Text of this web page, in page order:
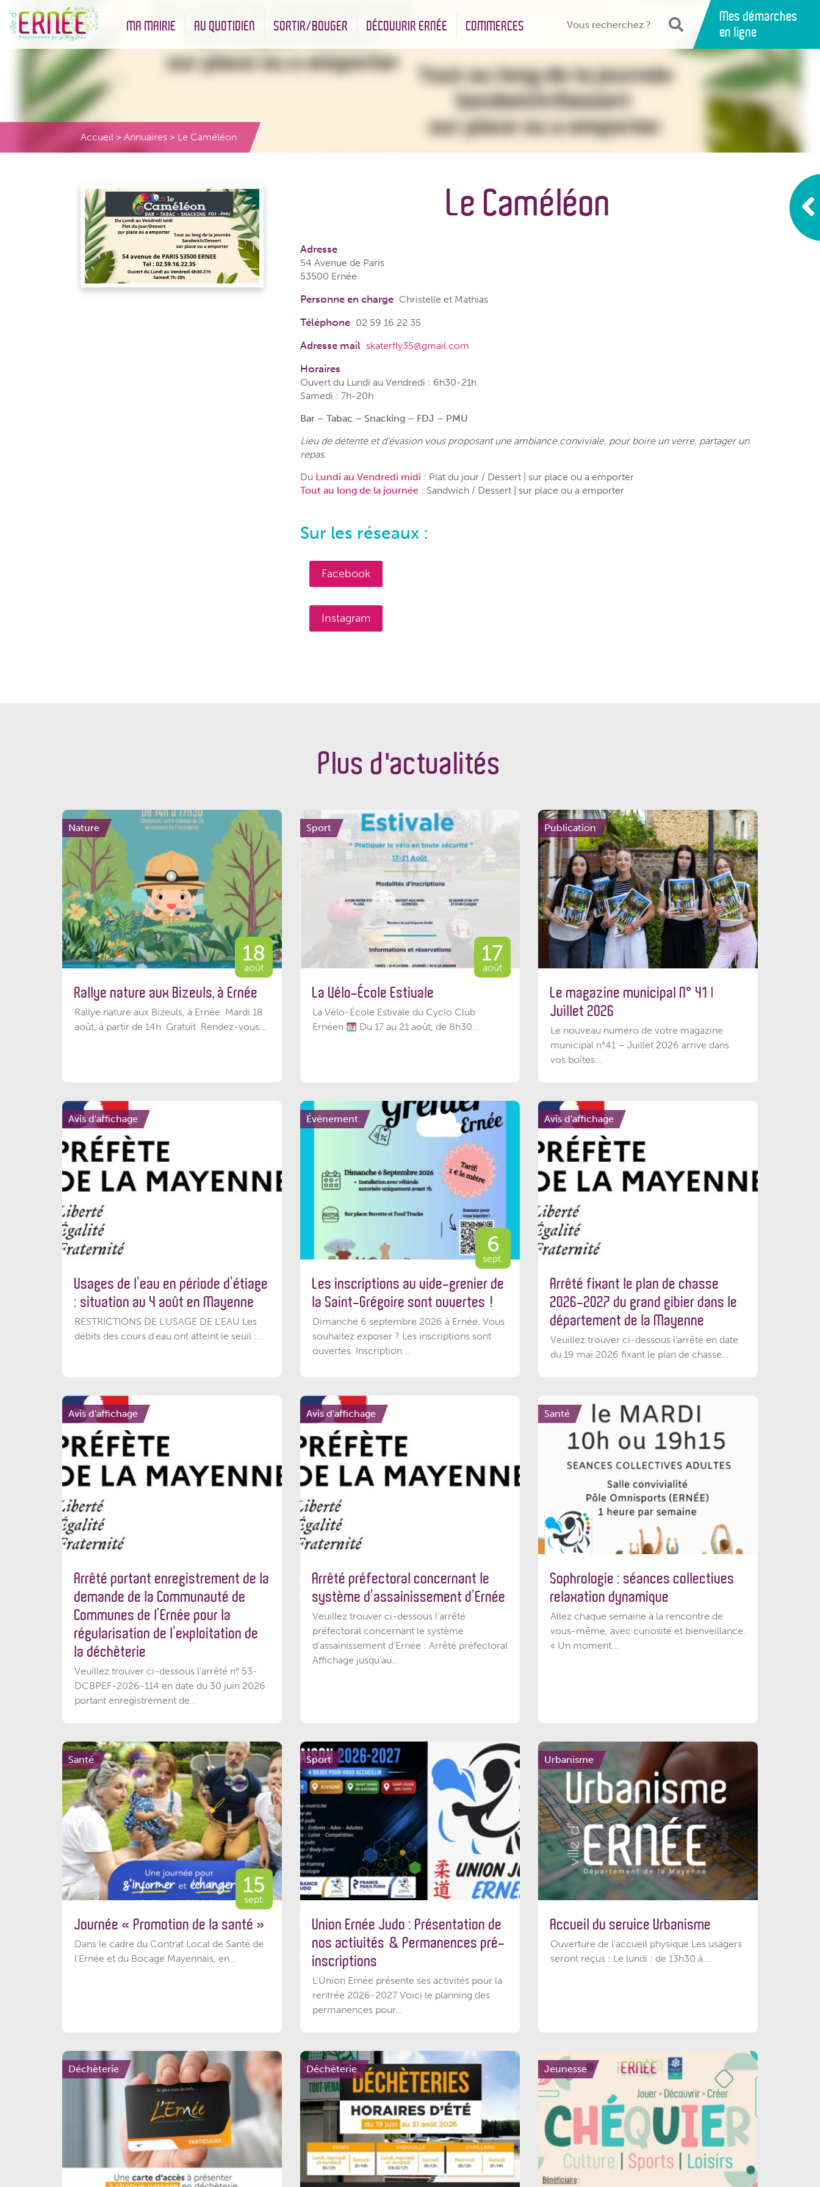
MA MAIRIE AU QUOTIDIEN SORTIR/BOUGER DÉCOUVRIR ERNÉE COMMERCES
Mes démarches
en ligne
Accueil > Annuaires > Le Caméléon
Le Caméléon
Adresse
54 Avenue de Paris
53500 Ernée
Personne en charge Christelle et Mathias
Téléphone 02 59 16 22 35
Adresse mail skaterfly35@gmail.com
Horaires
Ouvert du Lundi au Vendredi : 6h30-21h
Samedi : 7h-20h
Bar – Tabac – Snacking – FDJ – PMU
Lieu de détente et d’évasion vous proposant une ambiance conviviale, pour boire un verre, partager un
repas.
Du Lundi au Vendredi midi : Plat du jour / Dessert | sur place ou a emporter
Tout au long de la journée : Sandwich / Dessert | sur place ou a emporter
Sur les réseaux :
Facebook
Instagram
Plus d'actualités
Nature
18
août
Rallye nature aux Bizeuls, à Ernée
Rallye nature aux Bizeuls, à Ernée Mardi 18
août, à partir de 14h Gratuit Rendez-vous...
Sport
17
août
La Vélo-École Estivale
La Vélo-École Estivale du Cyclo Club
Ernéen
Du 17 au 21 août, de 8h30...
Publication
Le magazine municipal N° 41 |
Juillet 2026
Le nouveau numéro de votre magazine
municipal n°41 – Juillet 2026 arrive dans
vos boîtes...
Avis d'affichage
Usages de l’eau en période d’étiage
: situation au 4 août en Mayenne
RESTRICTIONS DE L’USAGE DE L’EAU Les
débits des cours d'eau ont atteint le seuil :...
Événement
6
sept.
Les inscriptions au vide-grenier de
la Saint-Grégoire sont ouvertes !
Dimanche 6 septembre 2026 à Ernée. Vous
souhaitez exposer ? Les inscriptions sont
ouvertes. Inscription...
Avis d'affichage
Arrêté fixant le plan de chasse
2026-2027 du grand gibier dans le
département de la Mayenne
Veuillez trouver ci-dessous l’arrêté en date
du 19 mai 2026 fixant le plan de chasse...
Avis d'affichage
Arrêté portant enregistrement de la
demande de la Communauté de
Communes de l’Ernée pour la
régularisation de l’exploitation de
la déchèterie
Veuillez trouver ci-dessous l'arrêté n° 53-
DCBPEF-2026-114 en date du 30 juin 2026
portant enregistrement de...
Avis d'affichage
Arrêté préfectoral concernant le
système d’assainissement d’Ernée
Veuillez trouver ci-dessous l’arrêté
préfectoral concernant le système
d'assainissement d'Ernée : Arrêté préfectoral
Affichage jusqu'au...
Santé
Sophrologie : séances collectives
relaxation dynamique
Allez chaque semaine à la rencontre de
vous-même, avec curiosité et bienveillance.
« Un moment...
Santé
15
sept.
Journée « Promotion de la santé »
Dans le cadre du Contrat Local de Santé de
l’Ernée et du Bocage Mayennais, en...
Sport
Union Ernée Judo : Présentation de
nos activités & Permanences pré-
inscriptions
L'Union Ernée présente ses activités pour la
rentrée 2026-2027 Voici le planning des
permanences pour...
Urbanisme
Accueil du service Urbanisme
Ouverture de l'accueil physique Les usagers
seront reçus : Le lundi : de 13h30 à...
Déchèterie Déchèterie Jeunesse